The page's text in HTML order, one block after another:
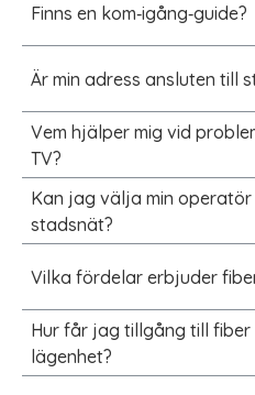
Finns en kom‑igång‑guide?
Är min adress ansluten till
Vem hjälper mig vid
TV?
Kan jag välja min
stadsnät?
Vilka fördelar erbjuder
Hur får jag tillgång till fiber
lägenhet?